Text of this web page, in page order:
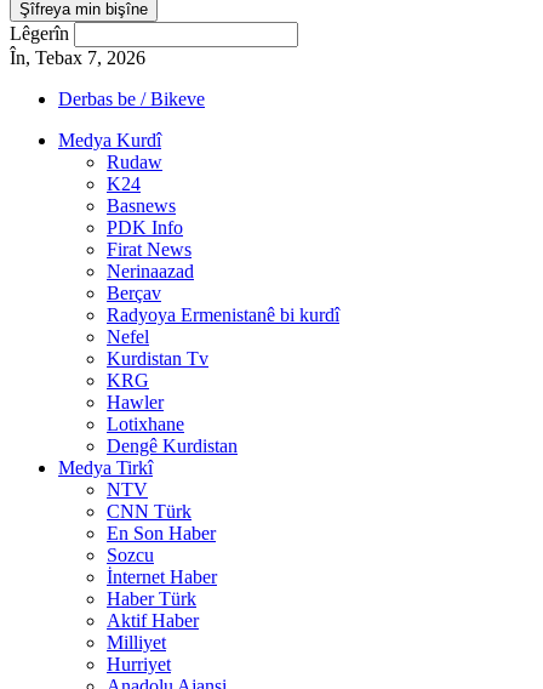
Lêgerîn
În, Tebax 7, 2026
Derbas be / Bikeve
Medya Kurdî
Rudaw
K24
Basnews
PDK Info
Firat News
Nerinaazad
Berçav
Radyoya Ermenistanê bi kurdî
Nefel
Kurdistan Tv
KRG
Hawler
Lotixhane
Dengê Kurdistan
Medya Tirkî
NTV
CNN Türk
En Son Haber
Sozcu
İnternet Haber
Haber Türk
Aktif Haber
Milliyet
Hurriyet